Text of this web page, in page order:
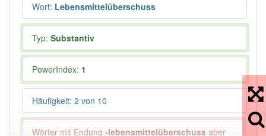
Wort: Lebensmittelüberschuss
Typ: Substantiv
PowerIndex: 1
Häufigkeit: 2 von 10
Wörter mit Endung -lebensmittelüberschuss aber